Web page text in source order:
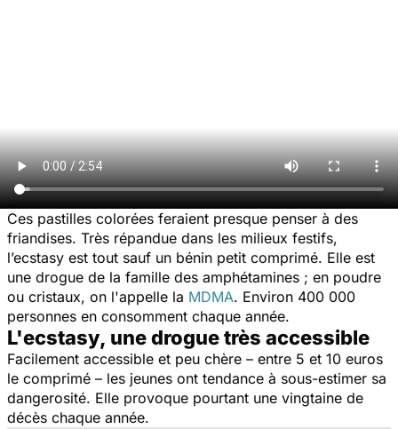
Ces pastilles colorées feraient presque penser à des
friandises. Très répandue dans les milieux festifs,
l’ecstasy est tout sauf un bénin petit comprimé. Elle est
une drogue de la famille des amphétamines ; en poudre
ou cristaux, on l'appelle la MDMA. Environ 400 000
personnes en consomment chaque année.
L'ecstasy, une drogue très accessible
Facilement accessible et peu chère – entre 5 et 10 euros
le comprimé – les jeunes ont tendance à sous-estimer sa
dangerosité. Elle provoque pourtant une vingtaine de
décès chaque année.